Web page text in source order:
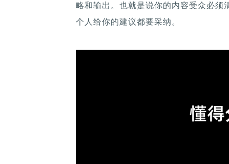
略和输出。也就是说你的内容受众必须
个人给你的建议都要采纳。